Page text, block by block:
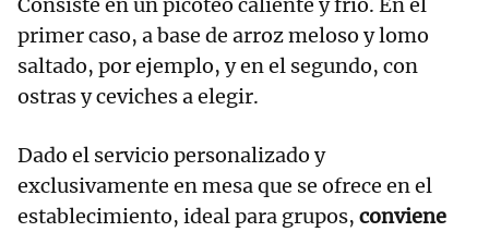
primer caso, a base de arroz meloso y lomo
saltado, por ejemplo, y en el segundo, con
ostras y ceviches a elegir.
Dado el servicio personalizado y
exclusivamente en mesa que se ofrece en el
establecimiento, ideal para grupos, conviene